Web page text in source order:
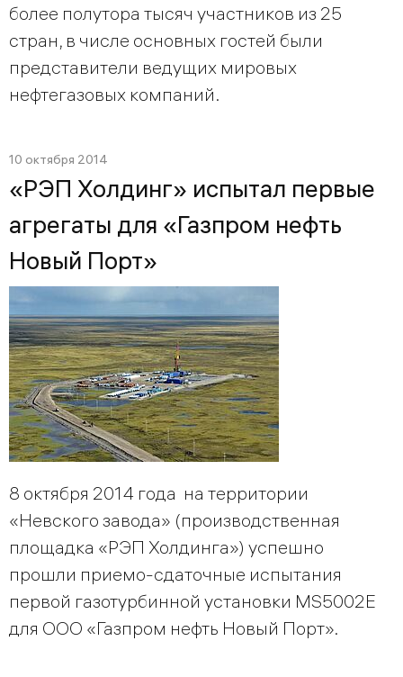
более полутора тысяч участников из 25
стран, в числе основных гостей были
представители ведущих мировых
нефтегазовых компаний.
10 октября 2014
«РЭП Холдинг» испытал первые
агрегаты для «Газпром нефть
Новый Порт»
8 октября 2014 года на территории
«Невского завода» (производственная
площадка «РЭП Холдинга») успешно
прошли приемо-сдаточные испытания
первой газотурбинной установки MS5002E
для ООО «Газпром нефть Новый Порт».